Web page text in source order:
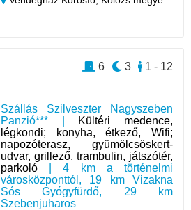
Szállás Szilveszter Nagyszeben
Panzió*** | Kültéri medence,
légkondi; konyha, étkező, Wifi;
napozóterasz, gyümölcsöskert-
udvar, grillező, trambulin, játszótér,
parkoló | 4 km a történelmi
városközponttól, 19 km Vizakna
Sós Gyógyfürdő, 29 km
Szebenjuharos
1 - 12
3
6